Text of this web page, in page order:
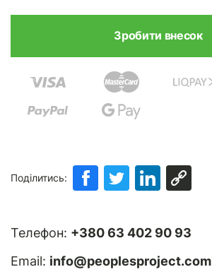
Поділитись:
Телефон: +380 63 402 90 93
Email: info@peoplesproject.com